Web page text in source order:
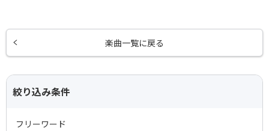
楽曲一覧に戻る
絞り込み条件
フリーワード